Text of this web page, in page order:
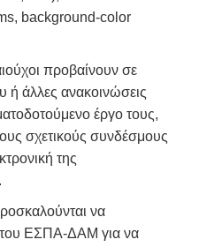
background-color
προβαίνουν σε
ή άλλες ανακοινώσεις
έργο τους,
σχετικούς συνδέσμους
της
να
ΕΣΠΑ-ΔΑΜ για να